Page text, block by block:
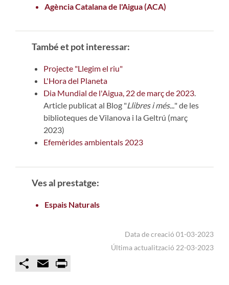
Agència Catalana de l'Aigua (ACA)
També et pot interessar:
Projecte "Llegim el riu"
L'Hora del Planeta
Dia Mundial de l'Aigua, 22 de març de 2023
Article publicat al Blog "Llibres i més... " de les
biblioteques de Vilanova i la Geltrú (març
2023)
Efemèrides ambientals 2023
Ves al prestatge:
Espais Naturals
Data de creació 01-03-2023
Última actualització 22-03-2023
C
m